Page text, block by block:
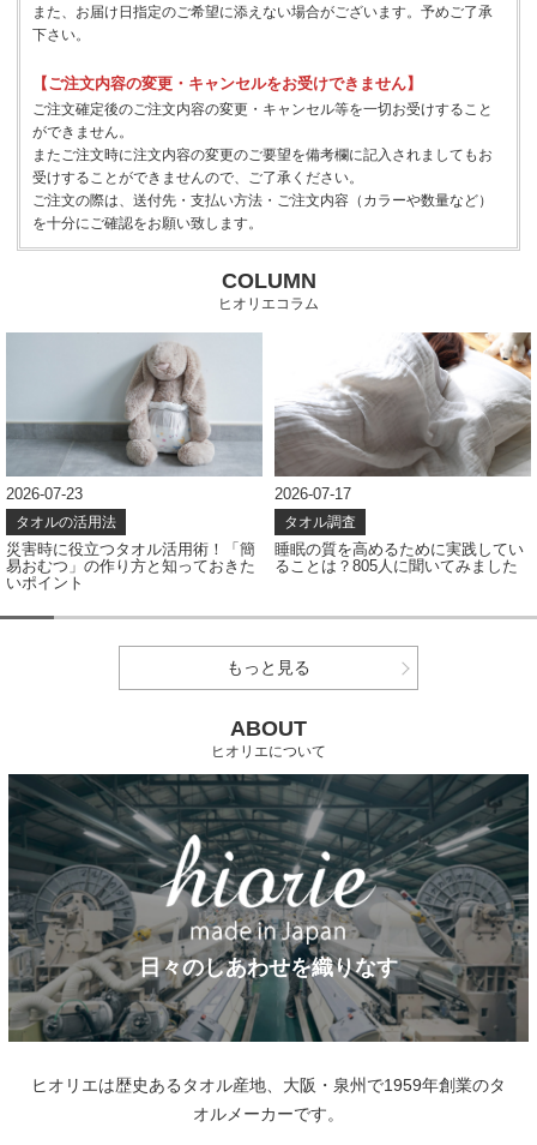
また、お届け日指定のご希望に添えない場合がございます。予めご了承
下さい。
【ご注文内容の変更・キャンセルをお受けできません】
ご注文確定後のご注文内容の変更・キャンセル等を一切お受けすること
ができません。
またご注文時に注文内容の変更のご要望を備考欄に記入されましてもお
受けすることができませんので、ご了承ください。
ご注文の際は、送付先・支払い方法・ご注文内容（カラーや数量など）
を十分にご確認をお願い致します。
COLUMN
ヒオリエコラム
2026-07-23
タオルの活用法
災害時に役立つタオル活用術！「簡
易おむつ」の作り方と知っておきた
いポイント
2026-07-17
タオル調査
睡眠の質を高めるために実践してい
ることは？805人に聞いてみました
もっと見る
ABOUT
ヒオリエについて
日々のしあわせを織りなす
ヒオリエは歴史あるタオル産地、大阪・泉州で1959年創業のタ
オルメーカーです。